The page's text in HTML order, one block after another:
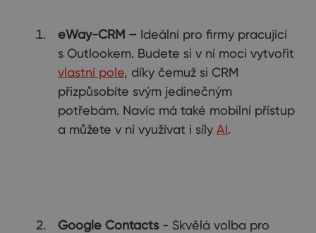
eWay-CRM – Ideální pro firmy pracující
s Outlookem. Budete si v ní moci vytvořit
vlastní pole, díky čemuž si CRM
přizpůsobíte svým jedinečným
potřebám. Navíc má také mobilní přístup
a můžete v ní využívat i síly AI.
Google Contacts- Skvělá volba pro